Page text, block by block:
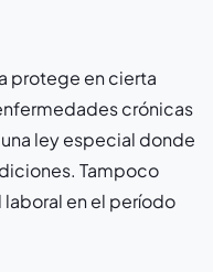
protege en cierta
crónicas
ley especial donde
Tampoco
en el período